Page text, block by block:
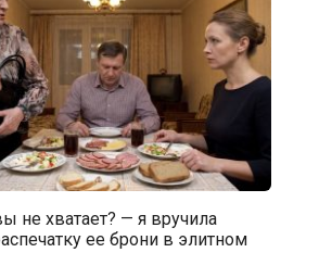
не хватает? — я вручила
ее брони в элитном